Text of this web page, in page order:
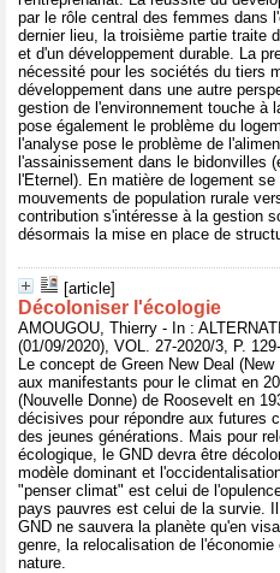
par le rôle central des femmes dans
dernier lieu, la troisième partie traite
et d'un développement durable. La
nécessité pour les sociétés du tiers
développement dans une autre
gestion de l'environnement touche à
pose également le problème du
l'analyse pose le problème de
l'assainissement dans le bidonvilles
l'Eternel). En matière de logement
mouvements de population rurale
contribution s'intéresse à la gestion
désormais la mise en place de
[article]
Décoloniser l'écologie
AMOUGOU, Thierry - In :
(01/09/2020), VOL. 27-2020/3, P.
Le concept de Green New Deal
aux manifestants pour le climat en
(Nouvelle Donne) de Roosevelt en
décisives pour répondre aux futures
des jeunes générations. Mais pour
écologique, le GND devra être
modèle dominant et
"penser climat" est celui de
pays pauvres est celui de la survie.
GND ne sauvera la planète qu'en
genre, la relocalisation de
nature.